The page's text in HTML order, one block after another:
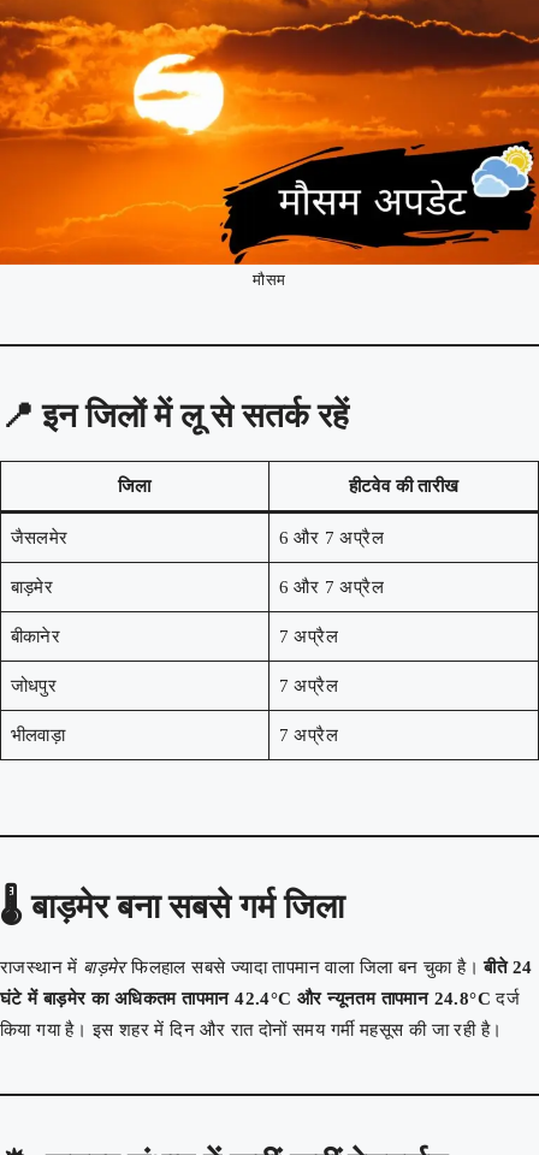
मौसम
📍इन जिलों में लू से सतर्क रहें
जिला हीटवेव की तारीख
जैसलमेर 6 और 7 अप्रैल
बाड़मेर 6 और 7 अप्रैल
बीकानेर 7 अप्रैल
जोधपुर 7 अप्रैल
भीलवाड़ा 7 अप्रैल
🌡️बाड़मेर बना सबसे गर्म जिला
राजस्थान में बाड़मेरफिलहाल सबसे ज्यादा तापमान वाला जिला बन चुका है।बीते 24
घंटे में बाड़मेर का अधिकतम तापमान 42.4°C और न्यूनतम तापमान 24.8°C दर्ज
किया गया है। इस शहर में दिन और रात दोनों समय गर्मी महसूस की जा रही है।